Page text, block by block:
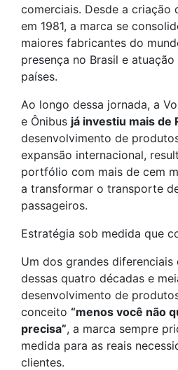
comerciais. Desde a criação
em 1981, a marca se
maiores fabricantes do
presença no Brasil e
países.
Ao longo dessa jornada, a
e Ônibus já investiu mais de
desenvolvimento de
expansão internacional,
portfólio com mais de cem
a transformar o transporte
passageiros.
Estratégia sob medida que
Um dos grandes diferenciais
dessas quatro décadas e
desenvolvimento de
conceito “menos você não
precisa”, a marca sempre
medida para as reais
clientes.